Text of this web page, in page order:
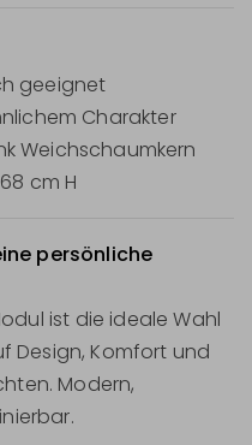
geeignet
Charakter
Weichschaumkern
cm H
persönliche
ist die ideale Wahl
Design, Komfort und
Modern,